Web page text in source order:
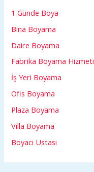
1 Günde Boya
Bina Boyama
Daire Boyama
Fabrika Boyama Hizmeti
İş Yeri Boyama
Ofis Boyama
Plaza Boyama
Villa Boyama
Boyacı Ustası